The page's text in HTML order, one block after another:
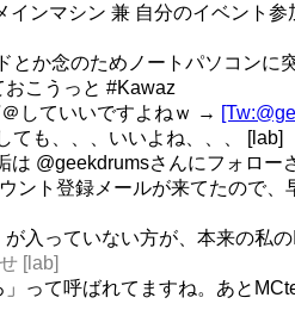
ンマシン 兼 自分のイベント
とか念のためノートパソコン
こうっと #Kawaz
していいですよねｗ →
ても、、、いいよね、、、 [lab]
は @geekdrumsさんにフォロ
ント登録メールが来てたので
入っていない方が、本来の私
[lab]
って呼ばれてますね。あと